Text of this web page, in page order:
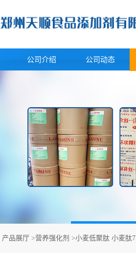
公司介绍 公司动态
产品展厅 >营养强化剂 >小麦低聚肽 小麦肽